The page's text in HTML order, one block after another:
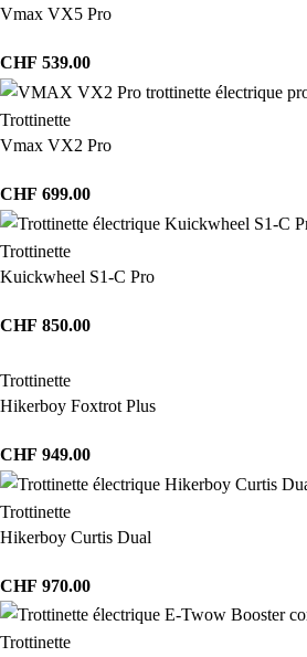
Vmax VX5 Pro
CHF 539.00
Trottinette
Vmax VX2 Pro
CHF 699.00
Trottinette
Kuickwheel S1-C Pro
CHF 850.00
Trottinette
Hikerboy Foxtrot Plus
CHF 949.00
Trottinette
Hikerboy Curtis Dual
CHF 970.00
Trottinette